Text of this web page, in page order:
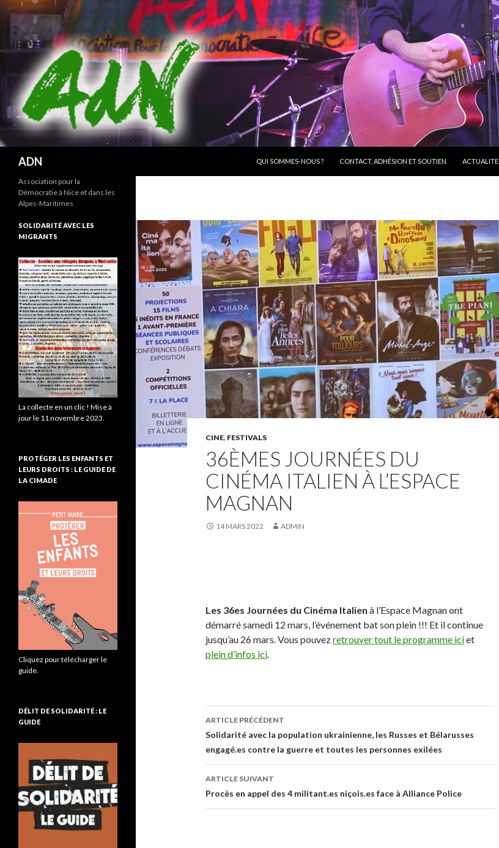
ADN
QUI SOMMES-NOUS ?
CONTACT, ADHÉSION ET SOUTIEN ACTUALITE
CINE, FESTIVALS
36ÈMES JOURNÉES DU
CINÉMA ITALIEN À L’ESPACE
MAGNAN
14 MARS 2022 ADMIN
Les 36es Journées du Cinéma Italien à l’Espace Magnan ont
démarré samedi 12 mars, l’événement bat son plein !!! Et il continue
jusqu’au 26 mars. Vous pouvezretrouver tout le programme iciet
plein d’infos ici.
Navigation
des
articles
ARTICLE PRÉCÉDENT
Solidarité avec la population ukrainienne, les Russes et Bélarusses
engagé.es contre la guerre et toutes les personnes exilées
ARTICLE SUIVANT
Procès en appel des 4 militant.es niçois.es face à Alliance Police
Association pour la
Démocratie à Nice et dans les
Alpes-Maritimes
SOLIDARITÉ AVEC LES
MIGRANTS
La collecte en un clic ! Mise à
jour le 11 novembre 2023.
PROTÉGER LES ENFANTS ET
LEURS DROITS : LE GUIDE DE
LA CIMADE
Cliquez pour télécharger le
guide.
DÉLIT DE SOLIDARITÉ : LE
GUIDE